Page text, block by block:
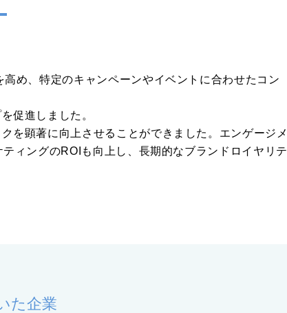
め、特定のキャンペーンやイベントに合わせたコン
促進しました。
を顕著に向上させることができました。エンゲージメ
ィングのROIも向上し、長期的なブランドロイヤリテ
た企業